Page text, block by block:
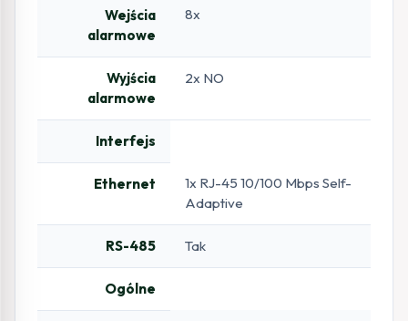
Wejścia
alarmowe
8x
Wyjścia
alarmowe
2x NO
Interfejs
Ethernet
1x RJ-45 10/100 Mbps Self-
Adaptive
RS-485 Tak
Ogólne